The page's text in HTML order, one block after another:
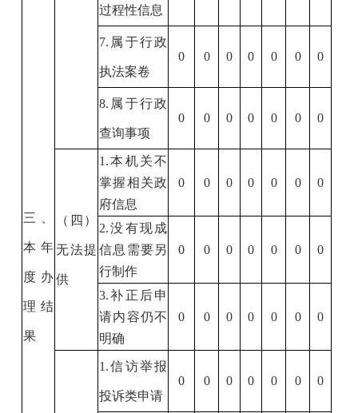
三、
本年
度办
理结
果
过程性信息
7. 属于行政
执法案卷
0 0 0 0 0 0 0
8. 属于行政
查询事项
0 0 0 0 0 0 0
（四）
无法提
供
1.本机关不
掌握相关政
府信息
0 0 0 0 0 0 0
2.没有现成
信息需要另
行制作
0 0 0 0 0 0 0
3.补正后申
请内容仍不
明确
0 0 0 0 0 0 0
1.信访举报
投诉类申请
0 0 0 0 0 0 0